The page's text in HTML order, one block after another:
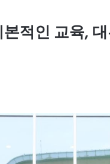
적인 교육,